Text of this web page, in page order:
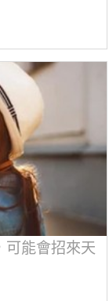
可能會招來天